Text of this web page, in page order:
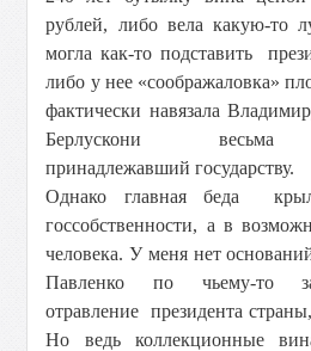
рублей, либо вела какую-то
могла как-то подставить
либо у нее «соображаловка»
фактически навязала
Берлускони весьма
принадлежавший государству.
Однако главная беда
госсобственности, а в
человека. У меня нет
Павленко по чьему-то
отравление президента
Но ведь коллекционные